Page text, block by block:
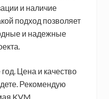
и наличие
подход позволяет
и надежные
Цена и качество
Рекомендую
KVM